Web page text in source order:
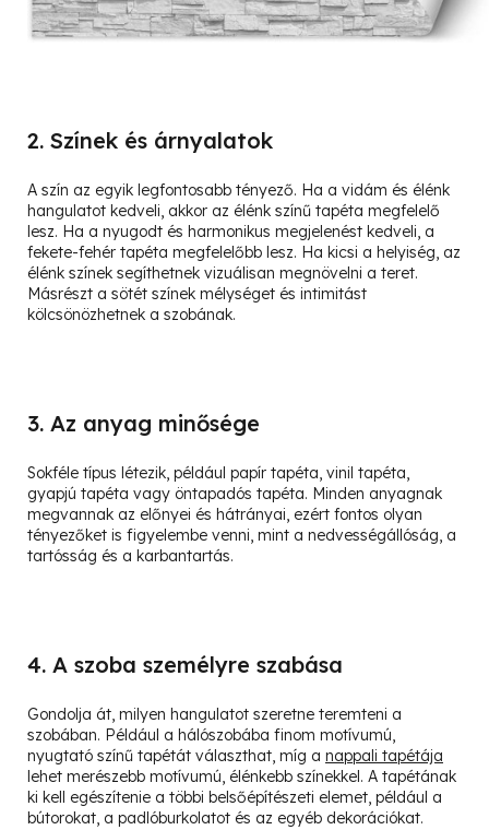
2. Színek és árnyalatok
A szín az egyik legfontosabb tényező. Ha a vidám és élénk
hangulatot kedveli, akkor az élénk színű tapéta megfelelő
lesz. Ha a nyugodt és harmonikus megjelenést kedveli, a
fekete-fehér tapéta megfelelőbb lesz. Ha kicsi a helyiség, az
élénk színek segíthetnek vizuálisan megnövelni a teret.
Másrészt a sötét színek mélységet és intimitást
kölcsönözhetnek a szobának.
3. Az anyag minősége
Sokféle típus létezik, például papír tapéta, vinil tapéta,
gyapjú tapéta vagy öntapadós tapéta. Minden anyagnak
megvannak az előnyei és hátrányai, ezért fontos olyan
tényezőket is figyelembe venni, mint a nedvességállóság, a
tartósság és a karbantartás.
4. A szoba személyre szabása
Gondolja át, milyen hangulatot szeretne teremteni a
szobában. Például a hálószobába finom motívumú,
nyugtató színű tapétát választhat, míg a nappali tapétája
lehet merészebb motívumú, élénkebb színekkel. A tapétának
ki kell egészítenie a többi belsőépítészeti elemet, például a
bútorokat, a padlóburkolatot és az egyéb dekorációkat.